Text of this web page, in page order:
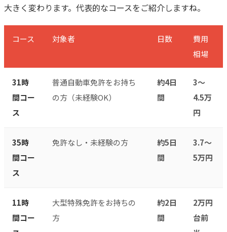
大きく変わります。代表的なコースをご紹介しますね。
コース 対象者 日数
費用
相場
31時
間コー
ス
普通自動車免許をお持ち
の方（未経験OK）
約4日
間
3〜
4.5万
円
35時
間コー
ス
免許なし・未経験の方
約5日
間
3.7〜
5万円
11時
間コー
大型特殊免許をお持ちの
方
約2日
間
2万円
台前